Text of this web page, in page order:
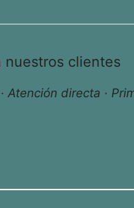
nuestros clientes
directa ·